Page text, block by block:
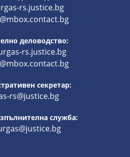
rs.justice.bg
деловодство:
rs.justice.bg
секретар:
rs@justice.bg
служба: